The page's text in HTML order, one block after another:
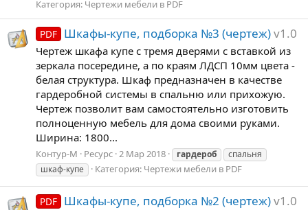
Категория: Чертежи мебели в PDF
PDF Шкафы-купе, подборка №3 (чертеж)v1.0
Чертеж шкафа купе с тремя дверями с вставкой из
зеркала посередине, а по краям ЛДСП 10мм цвета -
белая структура. Шкаф предназначен в качестве
гардеробной системы в спальню или прихожую.
Чертеж позволит вам самостоятельно изготовить
полноценную мебель для дома своими руками.
Ширина: 1800...
Контур-М Ресурс 2 Мар 2018 гардероб
спальня
шкаф-купе
Категория: Чертежи мебели в PDF
PDF Шкафы-купе, подборка №2 (чертеж)v1.0